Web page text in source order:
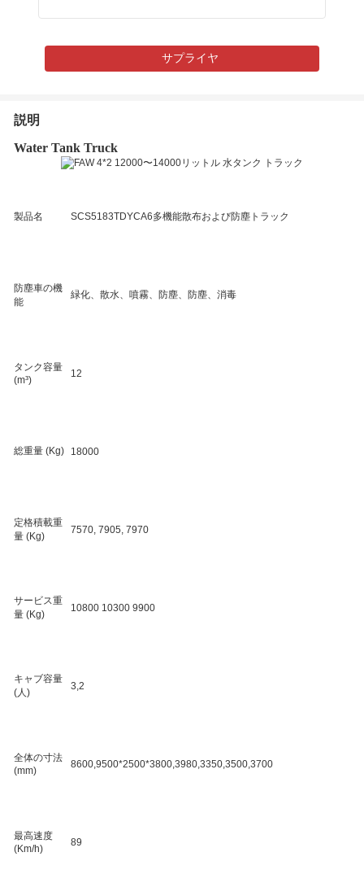
サプライヤ
説明
Water Tank Truck
製品名 SCS5183TDYCA6多機能散布および防塵トラック
防塵車の機
能
緑化、散水、噴霧、防塵、防塵、消毒
タンク容量
(m³)
12
総重量 (Kg) 18000
定格積載重
量 (Kg)
7570, 7905, 7970
サービス重
量 (Kg)
10800 10300 9900
キャブ容量
(人)
3,2
全体の寸法
(mm)
8600,9500*2500*3800,3980,3350,3500,3700
最高速度
(Km/h)
89